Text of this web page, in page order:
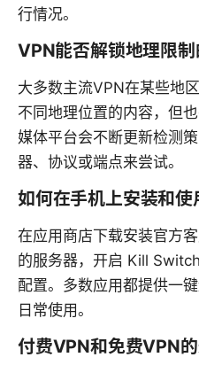
行情况。
VPN能否解锁地理限制
大多数主流VPN在某些地
不同地理位置的内容，但
媒体平台会不断更新检测
器、协议或端点来尝试。
如何在手机上安装和使
在应用商店下载安装官方
的服务器，开启 Kill
配置。多数应用都提供一
日常使用。
付费VPN和免费VPN的